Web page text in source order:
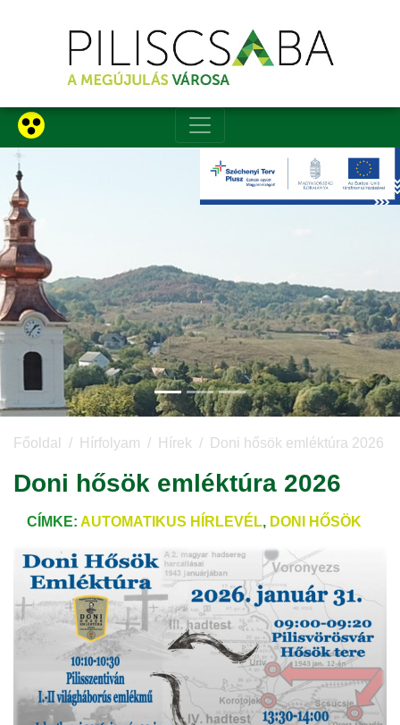
Főoldal Hírfolyam Hírek Doni hősök emléktúra 2026
Doni hősök emléktúra 2026
CÍMKE: AUTOMATIKUS HÍRLEVÉL, DONI HŐSÖK